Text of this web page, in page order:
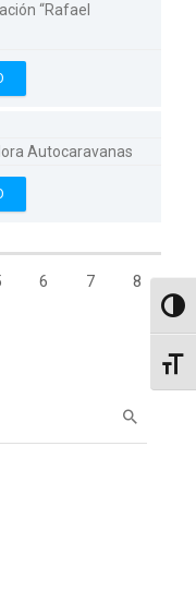
“Rafael
Autocaravanas
6 7 8